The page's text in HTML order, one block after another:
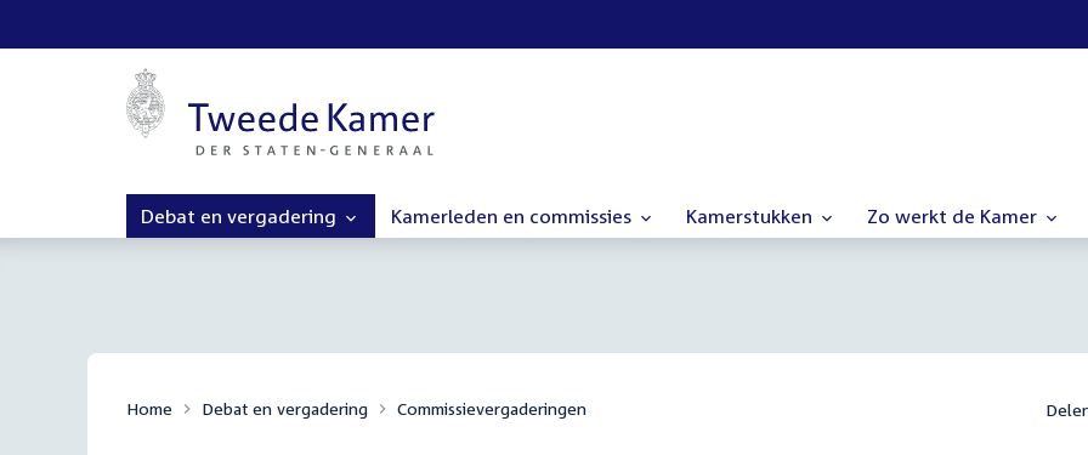
Debat en vergadering Kamerleden en commissies Kamerstukken Zo werkt de Kamer
Home Debat en vergadering Commissievergaderingen